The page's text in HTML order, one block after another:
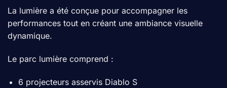
La lumière a été conçue pour accompagner les
performances tout en créant une ambiance visuelle
dynamique.
Le parc lumière comprend :
6 projecteurs asservis Diablo S